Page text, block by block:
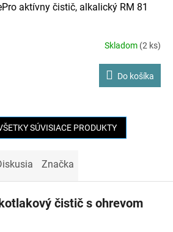
aktívny čistič, alkalický RM 81
Skladom (2 ks)
Do košíka
SÚVISIACE PRODUKTY
Značka
čistič s ohrevom